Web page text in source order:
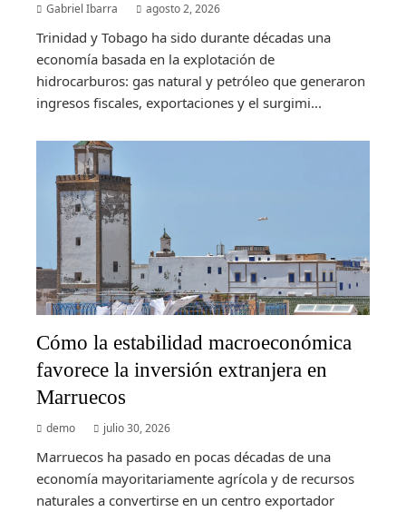
Gabriel Ibarra agosto 2, 2026
Trinidad y Tobago ha sido durante décadas una
economía basada en la explotación de
hidrocarburos: gas natural y petróleo que generaron
ingresos fiscales, exportaciones y el surgimi...
Cómo la estabilidad macroeconómica
favorece la inversión extranjera en
Marruecos
demo julio 30, 2026
Marruecos ha pasado en pocas décadas de una
economía mayoritariamente agrícola y de recursos
naturales a convertirse en un centro exportador